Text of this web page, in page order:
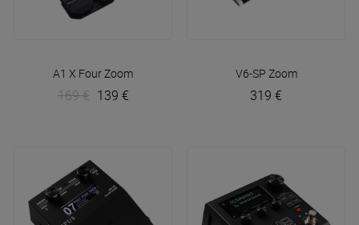
A1 X FourZoom
169 € 139 €
V6-SP Zoom
319 €